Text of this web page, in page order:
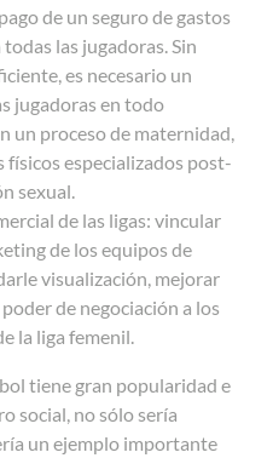
de un seguro de gastos
las jugadoras. Sin
es necesario un
jugadoras en todo
un proceso de maternidad,
físicos especializados post-
sexual.
de las ligas: vincular
de los equipos de
visualización, mejorar
de negociación a los
la liga femenil.
tiene gran popularidad e
social, no sólo sería
un ejemplo importante